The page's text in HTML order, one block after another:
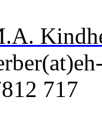
717